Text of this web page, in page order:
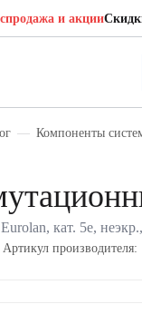
и акции
Компоненты
кат. 5е,
Артикул производителя:
0EWT